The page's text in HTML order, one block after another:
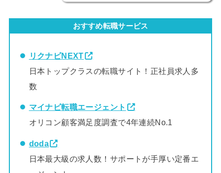
おすすめ転職サービス
リクナビNEXT
日本トップクラスの転職サイト！正社員求人多
数
マイナビ転職エージェント
オリコン顧客満足度調査で4年連続No.1
doda
日本最大級の求人数！サポートが手厚い定番エ